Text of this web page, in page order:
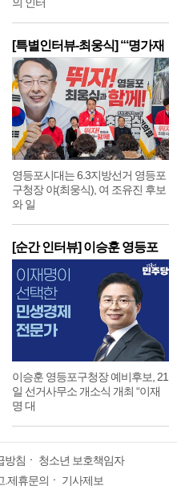
[특별인터뷰-최웅식] “‘명가재
영등포시대는 6.3지방선거 영등포
구청장 야(최웅식), 여 조유진 후보
와 일
[순간 인터뷰] 이승훈 영등포
구
이승훈 영등포구청장 예비후보, 21
일 선거사무소 개소식 개최 “이재
명 대
방침 ㆍ 청소년 보호책임자
.제휴문의 ㆍ 기사제보